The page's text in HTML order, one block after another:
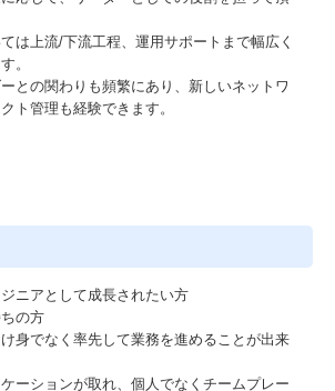
は上流/下流工程、運用サポートまで幅広く
。
との関わりも頻繁にあり、新しいネットワ
ト管理も経験できます。
ニアとして成長されたい方
の方
身でなく率先して業務を進めることが出来
ーションが取れ、個人でなくチームプレー